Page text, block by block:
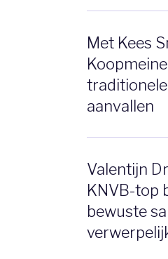
Met Kees
aanvallen
Valentijn
KNVB-top
bewuste